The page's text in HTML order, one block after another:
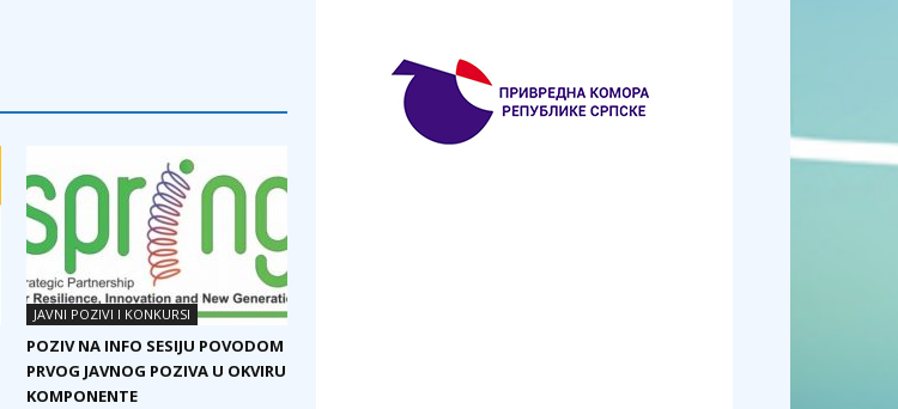
JAVNI POZIVI I KONKURSI
POZIV NA INFO SESIJU POVODOM
PRVOG JAVNOG POZIVA U OKVIRU
KOMPONENTE